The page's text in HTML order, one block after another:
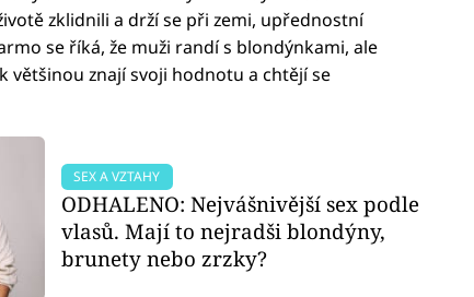
zklidnili a drží se při zemi, upřednostní
se říká, že muži randí s blondýnkami, ale
většinou znají svoji hodnotu a chtějí se
SEX A VZTAHY
ODHALENO: Nejvášnivější sex podle
vlasů. Mají to nejradši blondýny,
brunety nebo zrzky?